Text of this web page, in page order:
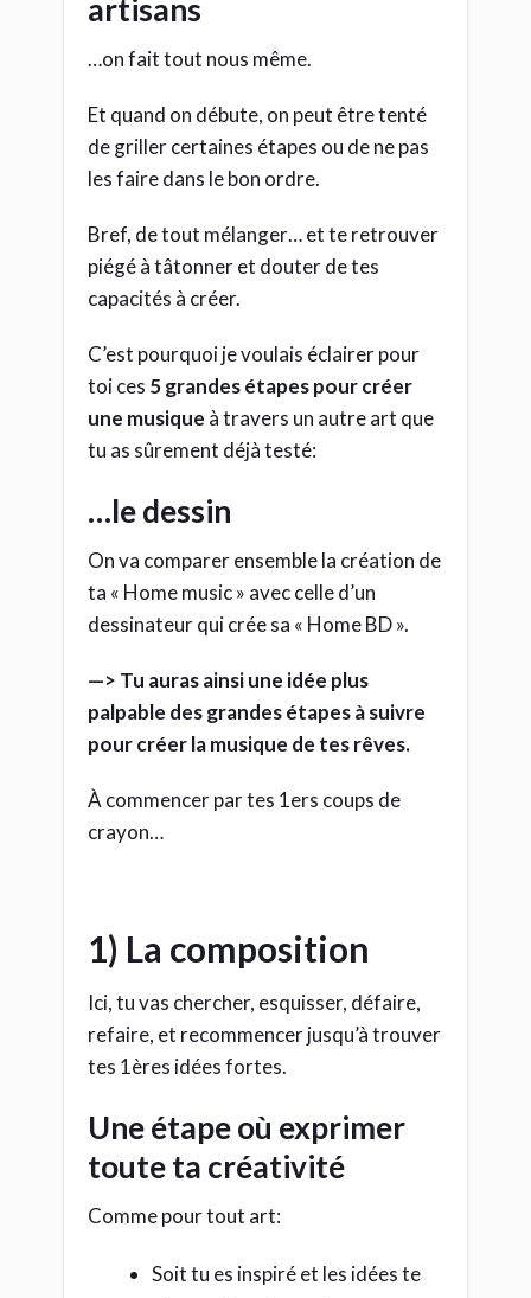
artisans
…on fait tout nous même.
Et quand on débute, on peut être tenté
de griller certaines étapes ou de ne pas
les faire dans le bon ordre.
Bref, de tout mélanger… et te retrouver
piégé à tâtonner et douter de tes
capacités à créer.
C’est pourquoi je voulais éclairer pour
toi ces 5 grandes étapes pour créer
une musique à travers un autre art que
tu as sûrement déjà testé:
…le dessin
On va comparer ensemble la création de
ta « Home music » avec celle d’un
dessinateur qui crée sa « Home BD ».
—> Tu auras ainsi une idée plus
palpable des grandes étapes à suivre
pour créer la musique de tes rêves.
À commencer par tes 1ers coups de
crayon…
1) La composition
Ici, tu vas chercher, esquisser, défaire,
refaire, et recommencer jusqu’à trouver
tes 1ères idées fortes.
Une étape où exprimer
toute ta créativité
Comme pour tout art:
Soit tu es inspiré et les idées te